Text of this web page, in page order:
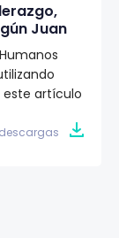
Juan
este artículo
el papel del
descargas